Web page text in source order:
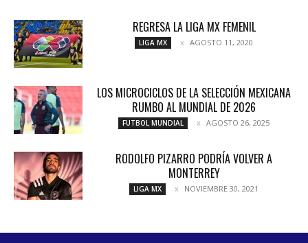
REGRESA LA LIGA MX FEMENIL
LIGA MX AGOSTO 11, 2020
LOS MICROCICLOS DE LA SELECCIÓN MEXICANA
RUMBO AL MUNDIAL DE 2026
FUTBOL MUNDIAL AGOSTO 26, 2025
RODOLFO PIZARRO PODRÍA VOLVER A
MONTERREY
LIGA MX NOVIEMBRE 30, 2021